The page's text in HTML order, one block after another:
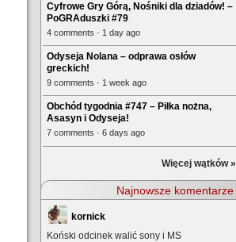
Cyfrowe Gry Górą, Nośniki dla dziadów! –
PoGRAduszki #79
4 comments · 1 day ago
Odyseja Nolana – odprawa osłów
greckich!
9 comments · 1 week ago
Obchód tygodnia #747 – Piłka nożna,
Asasyn i Odyseja!
7 comments · 6 days ago
Więcej wątków »
Najnowsze komentarze
kornick
Koński odcinek walić sony i MS